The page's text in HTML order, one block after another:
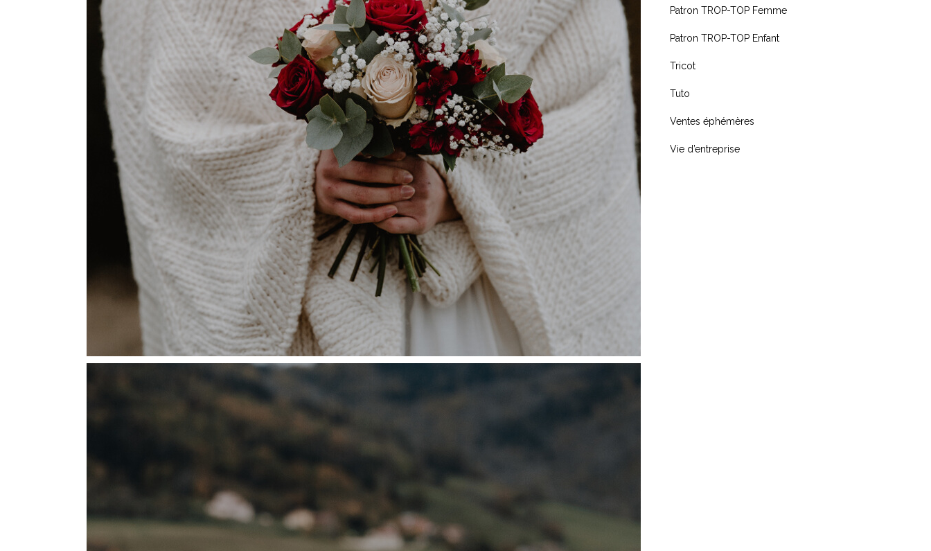
Patron TROP-TOP Femme
Patron TROP-TOP Enfant
Tricot
Tuto
Ventes éphémères
Vie d’entreprise